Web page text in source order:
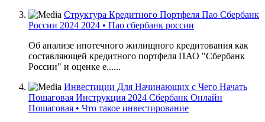
Структура Кредитного Портфеля Пао Сбербанк
России 2024 2024 • Пао сбербанк россии
Об анализе ипотечного жилищного кредитования как
составляющей кредитного портфеля ПАО "Сбербанк
России" и оценке е......
Инвестиции Для Начинающих с Чего Начать
Пошаговая Инструкция 2024 Сбербанк Онлайн
Пошаговая • Что такое инвестирование